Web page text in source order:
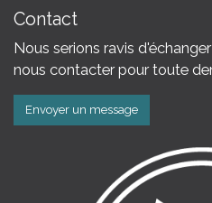
Contact
Nous serions ravis
nous contacter pour toute
Envoyer un message